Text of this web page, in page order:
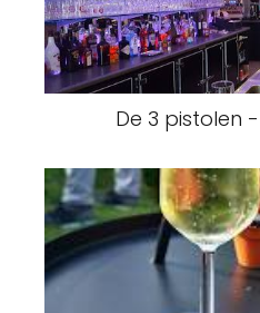
De 3 pistolen